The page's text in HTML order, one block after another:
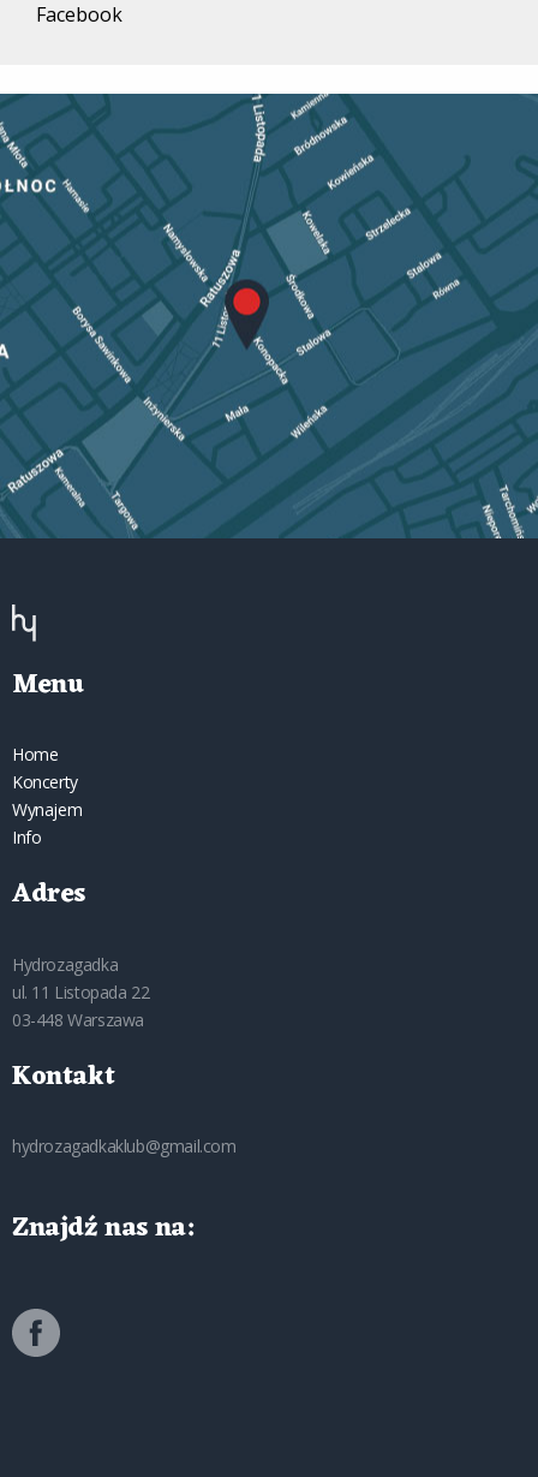
Facebook
Menu
Home
Koncerty
Wynajem
Info
Adres
Hydrozagadka
ul. 11 Listopada 22
03-448 Warszawa
Kontakt
hydrozagadkaklub@gmail.com
Znajdź nas na: